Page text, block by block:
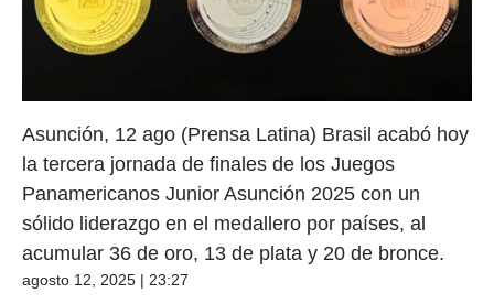
Asunción, 12 ago (Prensa Latina) Brasil acabó hoy
la tercera jornada de finales de los Juegos
Panamericanos Junior Asunción 2025 con un
sólido liderazgo en el medallero por países, al
acumular 36 de oro, 13 de plata y 20 de bronce.
agosto 12, 2025 | 23:27